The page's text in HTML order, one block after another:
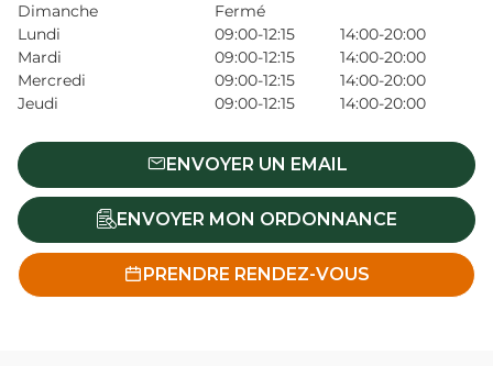
Dimanche
Fermé
Lundi
09:00-12:15
14:00-20:00
Mardi
09:00-12:15
14:00-20:00
Mercredi
09:00-12:15
14:00-20:00
Jeudi
09:00-12:15 14:00-20:00
ENVOYER UN EMAIL
ENVOYER MON ORDONNANCE
PRENDRE RENDEZ-VOUS